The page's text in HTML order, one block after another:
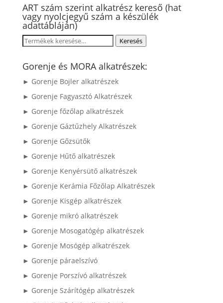
ART szám szerint alkatrész kereső (hat
vagy nyolcjegyű szám a készülék
adattábláján)
Keresés
következőre:
Keresés
Gorenje és MORA alkatrészek:
► Gorenje Bojler alkatrészek
► Gorenje Fagyasztó Alkatrészek
► Gorenje főzőlap alkatrészek
► Gorenje Gáztűzhely Alkatrészek
► Gorenje Gőzsütők
► Gorenje Hűtő alkatrészek
► Gorenje Kenyérsütő alkatrészek
► Gorenje Kerámia Főzőlap Alkatrészek
► Gorenje Kisgép alkatrészek
► Gorenje mikró alkatrészek
► Gorenje Mosogatógép alkatrészek
► Gorenje Mosógép alkatrészek
► Gorenje páraelszívó
► Gorenje Porszívó alkatrészek
► Gorenje Szárítógép alkatrészek